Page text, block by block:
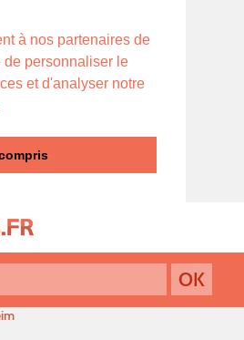
à nos partenaires de
personnaliser le
et d'analyser notre